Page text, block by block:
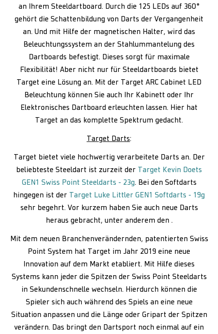
an Ihrem Steeldartboard. Durch die 125 LEDs auf 360°
gehört die Schattenbildung von Darts der Vergangenheit
an. Und mit Hilfe der magnetischen Halter, wird das
Beleuchtungssystem an der Stahlummantelung des
Dartboards befestigt. Dieses sorgt für maximale
Flexibilität! Aber nicht nur für Steeldartboards bietet
Target eine Lösung an. Mit der Target ARC Cabinet LED
Beleuchtung können Sie auch Ihr Kabinett oder Ihr
Elektronisches Dartboard erleuchten lassen. Hier hat
Target an das komplette Spektrum gedacht.
Target Darts:
Target bietet viele hochwertig verarbeitete Darts an. Der
beliebteste Steeldart ist zurzeit der Target Kevin Doets
GEN1 Swiss Point Steeldarts - 23g. Bei den Softdarts
hingegen ist der Target Luke Littler GEN1 Softdarts - 19g
sehr begehrt. Vor kurzem haben Sie auch neue Darts
heraus gebracht, unter anderem den .
Mit dem neuen Branchenverändernden, patentierten Swiss
Point System hat Target im Jahr 2019 eine neue
Innovation auf dem Markt etabliert. Mit Hilfe dieses
Systems kann jeder die Spitzen der Swiss Point Steeldarts
in Sekundenschnelle wechseln. Hierdurch können die
Spieler sich auch während des Spiels an eine neue
Situation anpassen und die Länge oder Gripart der Spitzen
verändern. Das bringt den Dartsport noch einmal auf ein